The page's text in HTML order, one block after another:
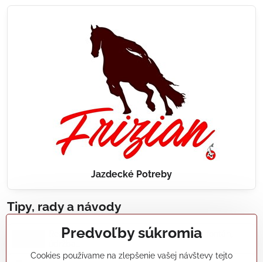
Jazdecké Potreby
Tipy, rady a návody
Realizácie záhradných jazierok, bazénov, fontán,
Predvoľby súkromia
Cookies používame na zlepšenie vašej návštevy tejto